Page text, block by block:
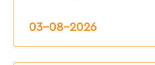
Σούδας,
έως
03-08-2026